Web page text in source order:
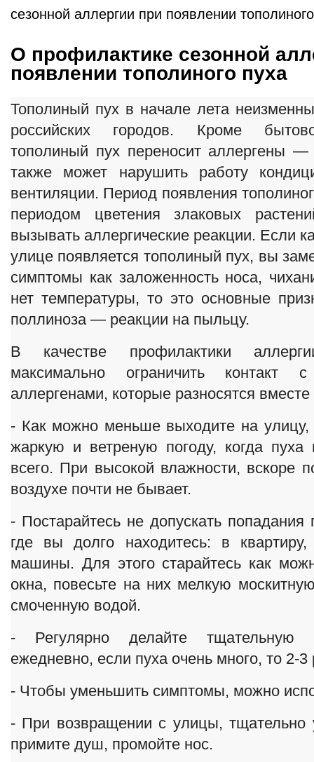
Вы здесь
сезонной аллергии при появлении
О профилактике сезонной
появлении тополиного пуха
Тополиный пух в начале лета
российских городов. Кроме
тополиный пух переносит аллергены
также может нарушить работу
вентиляции. Период появления
периодом цветения злаковых
вызывать аллергические реакции. Если
улице появляется тополиный пух, вы
симптомы как заложенность носа,
нет температуры, то это основные
поллиноза — реакции на пыльцу.
В качестве профилактики
максимально ограничить контакт
аллергенами, которые разносятся
- Как можно меньше выходите на улицу,
жаркую и ветреную погоду, когда
всего. При высокой влажности, вскоре
воздухе почти не бывает.
- Постарайтесь не допускать
где вы долго находитесь: в
машины. Для этого старайтесь как
окна, повесьте на них мелкую
смоченную водой.
- Регулярно делайте тщательную
ежедневно, если пуха очень много, то 2-3
- Чтобы уменьшить симптомы, можно
- При возвращении с улицы, тщательно
примите душ, промойте нос.